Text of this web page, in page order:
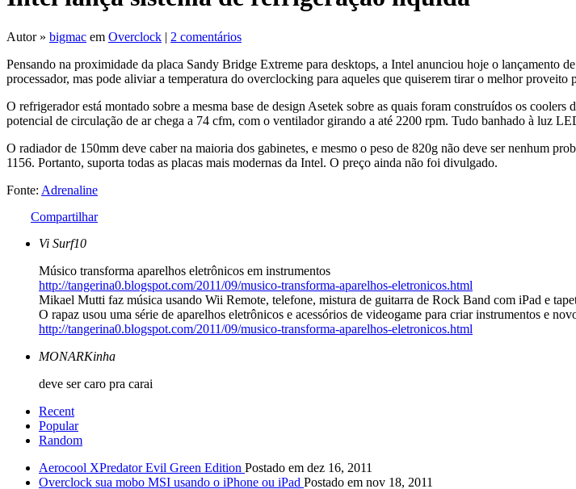
Autor » bigmac em Overclock | 2 comentários
Pensando na proximidade da placa Sandy Bridge Extreme para desktops, a Intel anunciou hoje o
processador, mas pode aliviar a temperatura do overclocking para aqueles que quiserem tirar o melhor proveito
O refrigerador está montado sobre a mesma base de design Asetek sobre as quais foram construídos os
potencial de circulação de ar chega a 74 cfm, com o ventilador girando a até 2200 rpm. Tudo banhado à luz
O radiador de 150mm deve caber na maioria dos gabinetes, e mesmo o peso de 820g não deve ser nenhum
1156. Portanto, suporta todas as placas mais modernas da Intel. O preço ainda não foi divulgado.
Fonte: Adrenaline
Compartilhar
Vi Surf10
Músico transforma aparelhos eletrônicos em instrumentos
http://tangerina0.blogspot.com/2011/09/musico-transforma-aparelhos-eletronicos.html
Mikael Mutti faz música usando Wii Remote, telefone, mistura de guitarra de Rock Band com iPad e
O rapaz usou uma série de aparelhos eletrônicos e acessórios de videogame para criar instrumentos e
http://tangerina0.blogspot.com/2011/09/musico-transforma-aparelhos-eletronicos.html
MONARKinha
deve ser caro pra carai
Recent
Popular
Random
Aerocool XPredator Evil Green Edition Postado em dez 16, 2011
Overclock sua mobo MSI usando o iPhone ou iPad Postado em nov 18, 2011